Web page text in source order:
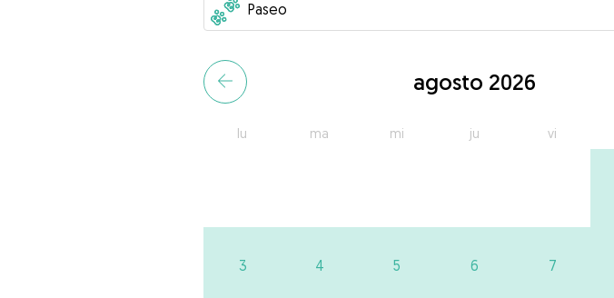
agosto 2026
lu ma mi ju vi
3 4 5 6 7